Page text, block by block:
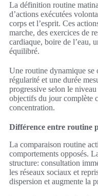
La définition routine
d’actions exécutées
corps et l’esprit. Ces
marche, des exercices de
cardiaque, boire de l’eau,
équilibré.
Une routine dynamique se
régularité et une durée
progressive selon le
objectifs du jour complète
concentration.
Différence entre routine
La comparaison routine
comportements opposés.
structure: consultation
les réseaux sociaux et
dispersion et augmente la